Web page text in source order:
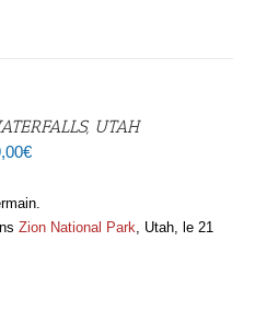
UTAH
€
Zion National Park, Utah, le 21